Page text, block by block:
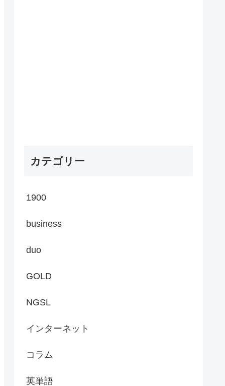
カテゴリー
1900
business
duo
GOLD
NGSL
インターネット
コラム
英単語